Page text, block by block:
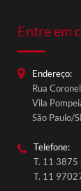
Entre em
Endereço:
Rua
Vila
São Paulo/
Telefone:
T. 11 3875
T. 11